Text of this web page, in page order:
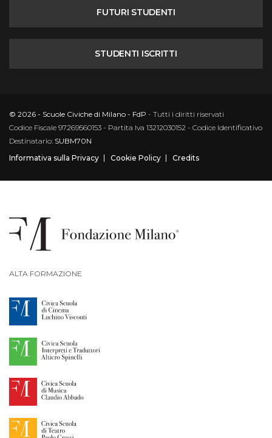
FUTURI STUDENTI
STUDENTI ISCRITTI
© 2026 - Scuole Civiche di Milano - FdP - Tutti i diritti riservati
Codice Fiscale 97269560153 - Partita Iva 13212030152 - Codice Identificativo
Destinatario: SUBM70N
Informativa sulla Privacy
Cookie Policy Credits
ALTA FORMAZIONE